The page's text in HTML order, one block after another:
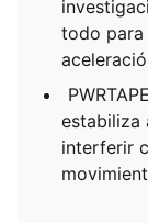
todo para
estabiliza
interferir